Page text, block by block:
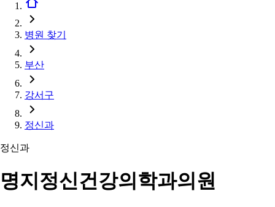
병원 찾기
부산
강서구
정신과
정신과
명지정신건강의학과의원